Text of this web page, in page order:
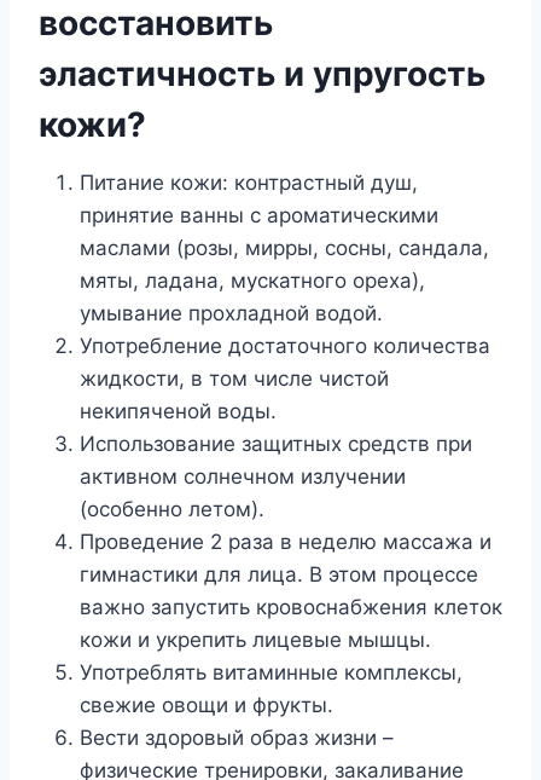
восстановить
эластичность и упругость
кожи?
Питание кожи: контрастный душ,
принятие ванны с ароматическими
маслами (розы, мирры, сосны, сандала,
мяты, ладана, мускатного ореха),
умывание прохладной водой.
Употребление достаточного количества
жидкости, в том числе чистой
некипяченой воды.
Использование защитных средств при
активном солнечном излучении
(особенно летом).
Проведение 2 раза в неделю массажа и
гимнастики для лица. В этом процессе
важно запустить кровоснабжения клеток
кожи и укрепить лицевые мышцы.
Употреблять витаминные комплексы,
свежие овощи и фрукты.
Вести здоровый образ жизни –
физические тренировки, закаливание